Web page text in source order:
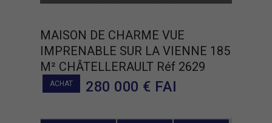
MAISON DE CHARME VUE
IMPRENABLE SUR LA VIENNE 185
M² CHÂTELLERAULT Réf 2629
ACHAT 280 000 € FAI